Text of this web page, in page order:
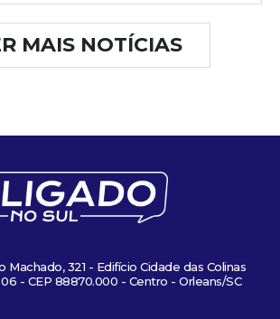
MAIS NOTÍCIAS
Machado, 321 - Edifício Cidade das Colinas
06 - CEP 88870.000 - Centro - Orleans/SC